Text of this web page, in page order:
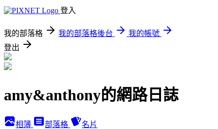
登入
我的部落格 我的部落格後台
我的帳號
登出
amy&anthony的網路日誌
相簿 部落格 名片